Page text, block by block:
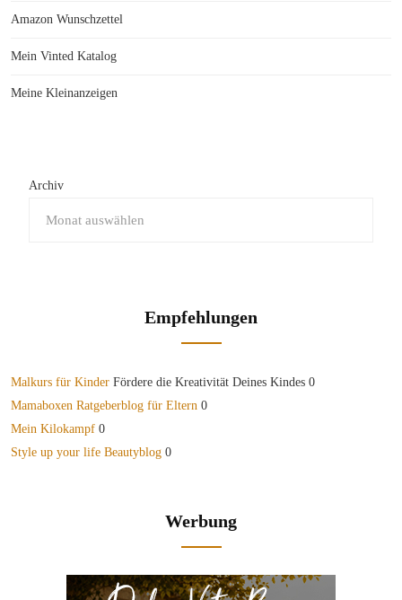
Amazon Wunschzettel
Mein Vinted Katalog
Meine Kleinanzeigen
Archiv
Empfehlungen
Malkurs für Kinder Fördere die Kreativität Deines Kindes 0
Mamaboxen Ratgeberblog für Eltern 0
Mein Kilokampf 0
Style up your life Beautyblog 0
Werbung